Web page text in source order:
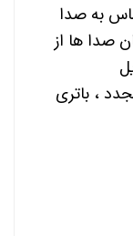
به صدا
آسان صدا ها از
، باتری